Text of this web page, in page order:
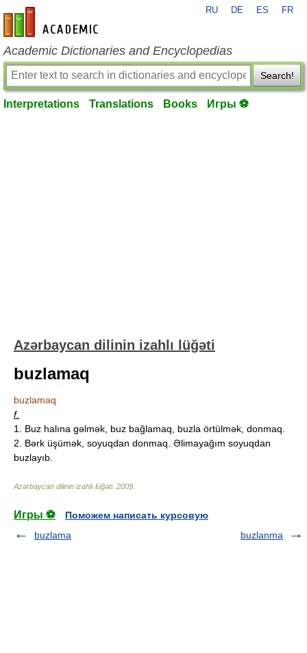
en-academic.com
RU DE ES FR
Academic Dictionaries and Encyclopedias
Search!
Interpretations Translations Books Игры ⚽
Azərbaycan dilinin izahlı lüğəti
buzlamaq
buzlamaq
f.
1. Buz halına gəlmək, buz bağlamaq, buzla örtülmək, donmaq.
2. Bərk üşümək, soyuqdan donmaq. Əlimayağım soyuqdan
buzlayıb.
Azərbaycan dilinin izahlı lüğəti. 2009
Игры ⚽
Поможем написать курсовую
buzlama
buzlanma